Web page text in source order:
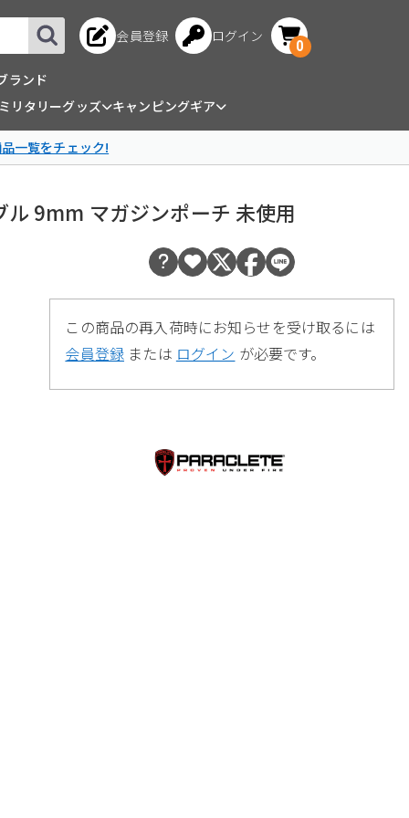
会員登録 ログイン
0
ランド
リタリーグッズ
キャンピングギア
一覧をチェック!
ル 9mm マガジンポーチ 未使用
この商品の再入荷時にお知らせを受け取るには
会員登録 または ログイン が必要です。